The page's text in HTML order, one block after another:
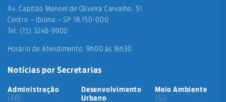
Av. Capitão Manoel de Oliveira Carvalho, 51
Centro – Ibiúna – SP 18.150-000
Tel: (15) 3248-9900
Horário de Atendimento: 9h00 às 16h30
Notícias por Secretarias
Administração
(68)
Desenvolvimento
Urbano
Meio Ambiente
(51)